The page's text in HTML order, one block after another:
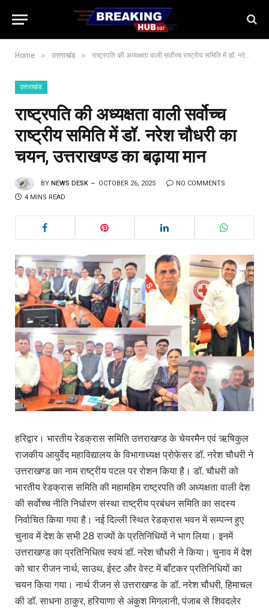
Home » उत्तराखंड » राष्ट्रपति की अध्यक्षता वाली सर्वोच्च राष्ट्रीय समिति में डॉ. नरेश चौधरी का चयन, उत्तराखण्ड का बढ़ाया मान
उत्तराखंड
राष्ट्रपति की अध्यक्षता वाली सर्वोच्च
राष्ट्रीय समिति में डॉ. नरेश चौधरी का
चयन, उत्तराखण्ड का बढ़ाया मान
BY NEWS DESK OCTOBER 26, 2025
NO COMMENTS
4 MINS READ
हरिद्वार। भारतीय रेडक्रास समिति उत्तराखण्ड के चेयरमैन एवं ऋषिकुल
राजकीय आयुर्वेद महाविद्यालय के विभागाध्यक्ष प्रोफेसर डॉ. नरेश चौधरी ने
उत्तराखण्ड का नाम राष्ट्रीय पटल पर रोशन किया है। डॉ. चौधरी को
भारतीय रेडक्रास समिति की महामहिम राष्ट्रपति की अध्यक्षता वाली देश
की सर्वोच्च नीति निर्धारण संस्था राष्ट्रीय प्रबंधन समिति का सदस्य
निर्वाचित किया गया है। नई दिल्ली स्थित रेडक्रास भवन में सम्पन्न हुए
चुनाव में देश के सभी 28 राज्यों के प्रतिनिधियों ने भाग लिया। इनमें
उत्तराखण्ड का प्रतिनिधित्व स्वयं डॉ. नरेश चौधरी ने किया। चुनाव में देश
को चार रीजन नार्थ, साउथ, ईस्ट और वेस्ट में बाँटकर प्रतिनिधियों का
चयन किया गया। नार्थ रीजन से उत्तराखण्ड के डॉ. नरेश चौधरी, हिमाचल
की डॉ. साधना ठाकुर, हरियाणा से अंकुश मिगलानी, पंजाब से शिवदलेर